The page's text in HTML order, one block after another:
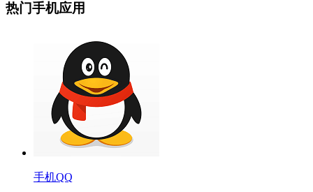
热门手机应用
手机QQ